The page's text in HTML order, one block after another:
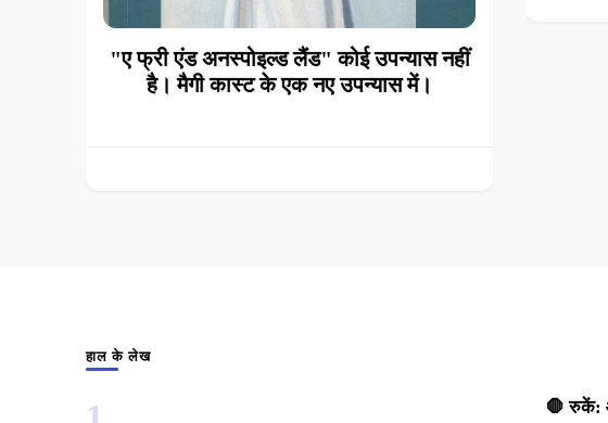
"ए फ्री एंड अनस्पोइल्ड लैंड" कोई उपन्यास नहीं
है। मैगी कास्ट के एक नए उपन्यास में।
हाल के लेख
🛑 रुकें: